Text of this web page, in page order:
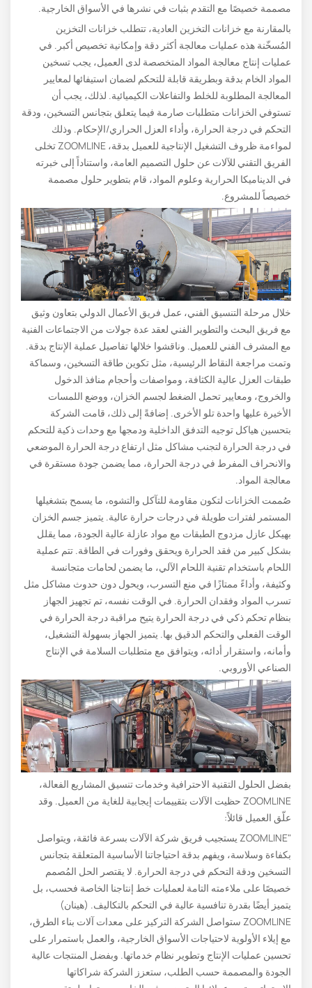
مصممة خصيصًا مع التقدم بثبات في نشرها في الأسواق الخارجية.
بالمقارنة مع خزانات التخزين العادية، تتطلب خزانات التخزين
المُسخّنة هذه عمليات معالجة أكثر دقة وإمكانية تخصيص أكبر. في
عمليات إنتاج معالجة المواد المتخصصة لدى العميل، يجب تسخين
المواد الخام بدقة وبطريقة قابلة للتحكم لضمان استيفائها لمعايير
المعالجة المطلوبة للخلط والتفاعلات الكيميائية. لذلك، يجب أن
تستوفي الخزانات متطلبات صارمة فيما يتعلق بتجانس التسخين، ودقة
التحكم في درجة الحرارة، وأداء العزل الحراري/الإحكام. وذلك
لمواءمة ظروف التشغيل الإنتاجية للعميل بدقة، ZOOMLINE تخلى
الفريق التقني للآلات عن حلول التصميم العامة، واستناداً إلى خبرته
في الديناميكا الحرارية وعلوم المواد، قام بتطوير حلول مصممة
خصيصاً للمشروع.
خلال مرحلة التنسيق الفني، عمل فريق الأعمال الدولي بتعاون وثيق
مع فريق البحث والتطوير الفني لعقد عدة جولات من الاجتماعات الفنية
مع المشرف الفني للعميل. وناقشوا خلالها تفاصيل عملية الإنتاج بدقة.
وتمت مراجعة النقاط الرئيسية، مثل تكوين طاقة التسخين، وسماكة
طبقات العزل عالية الكثافة، ومواصفات وأحجام منافذ الدخول
والخروج، ومعايير تحمل الضغط لجسم الخزان، ووضع اللمسات
الأخيرة عليها واحدة تلو الأخرى. إضافةً إلى ذلك، قامت الشركة
بتحسين هياكل توجيه التدفق الداخلية ودمجها مع وحدات ذكية للتحكم
في درجة الحرارة لتجنب مشاكل مثل ارتفاع درجة الحرارة الموضعي
والانحراف المفرط في درجة الحرارة، مما يضمن جودة مستقرة في
معالجة المواد.
صُممت الخزانات لتكون مقاومة للتآكل والتشوه، ما يسمح بتشغيلها
المستمر لفترات طويلة في درجات حرارة عالية. يتميز جسم الخزان
بهيكل عازل مزدوج الطبقات مع مواد عازلة عالية الجودة، مما يقلل
بشكل كبير من فقد الحرارة ويحقق وفورات في الطاقة. تتم عملية
اللحام باستخدام تقنية اللحام الآلي، ما يضمن لحامات متجانسة
وكثيفة، وأداءً ممتازًا في منع التسرب، ويحول دون حدوث مشاكل مثل
تسرب المواد وفقدان الحرارة. في الوقت نفسه، تم تجهيز الجهاز
بنظام تحكم ذكي في درجة الحرارة يتيح مراقبة درجة الحرارة في
الوقت الفعلي والتحكم الدقيق بها. يتميز الجهاز بسهولة التشغيل،
وأمانه، واستقرار أدائه، ويتوافق مع متطلبات السلامة في الإنتاج
الصناعي الأوروبي.
بفضل الحلول التقنية الاحترافية وخدمات تنسيق المشاريع الفعالة،
ZOOMLINE حظيت الآلات بتقييمات إيجابية للغاية من العميل. وقد
علّق العميل قائلاً:
"ZOOMLINE يستجيب فريق شركة الآلات بسرعة فائقة، ويتواصل
بكفاءة وسلاسة، ويفهم بدقة احتياجاتنا الأساسية المتعلقة بتجانس
التسخين ودقة التحكم في درجة الحرارة. لا يقتصر الحل المُصمم
خصيصًا على ملاءمته التامة لعمليات خط إنتاجنا الخاصة فحسب، بل
يتميز أيضًا بقدرة تنافسية عالية في التحكم بالتكاليف. (هينان)
ZOOMLINE ستواصل الشركة التركيز على معدات آلات بناء الطرق،
مع إيلاء الأولوية لاحتياجات الأسواق الخارجية، والعمل باستمرار على
تحسين عمليات الإنتاج وتطوير نظام خدماتها. وبفضل المنتجات عالية
الجودة والمصممة حسب الطلب، ستعزز الشركة شراكاتها